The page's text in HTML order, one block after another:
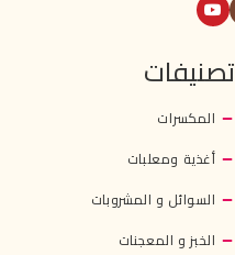
تصنيفات
المكسرات
أغذية ومعلبات
السوائل و المشروبات
الخبز و المعجنات